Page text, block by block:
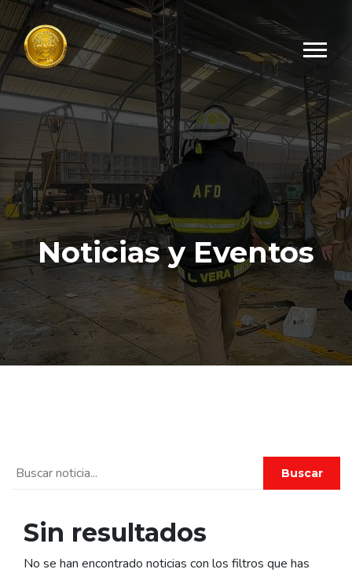
Noticias y Eventos
Buscar
Sin resultados
No se han encontrado noticias con los filtros que has